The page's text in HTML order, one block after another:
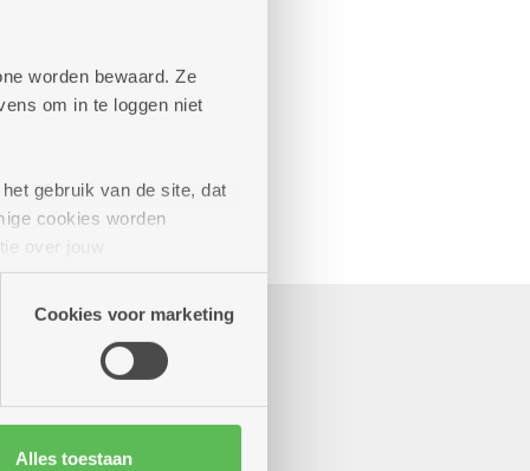
worden bewaard. Ze
om in te loggen niet
gebruik van de site, dat
cookies worden
kunnen deze gegevens
Cookies voor marketing
Alles toestaan